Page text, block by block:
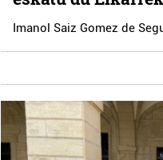
Imanol Saiz Gomez de